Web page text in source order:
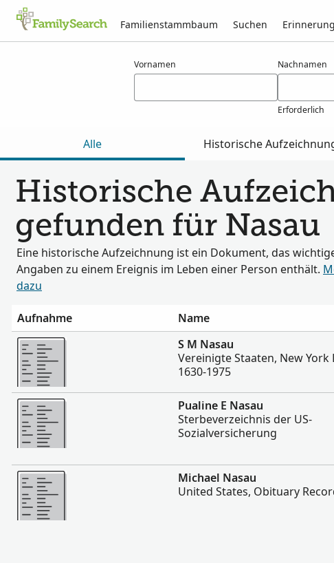
Familienstammbaum Suchen
Vornamen Nachnamen
Erforderlich
Alle Historische
Historische
gefunden für Nasau
Eine historische Aufzeichnung ist ein Dokument, das
Angaben zu einem Ereignis im Leben einer Person enthält.
dazu
Aufnahme Name
Mehr
S M Nasau
Vereinigte Staaten, New York
1630-1975
Mehr
Pualine E Nasau
Sterbeverzeichnis der US-
Sozialversicherung
Mehr
Michael Nasau
United States, Obituary